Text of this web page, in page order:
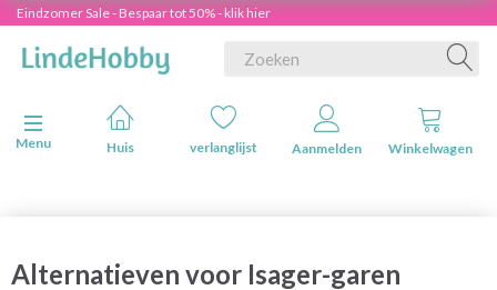
Eindzomer Sale - Bespaar tot 50% - klik hier
Navigatie in-/uitschakelen
Menu
Huis verlanglijst Aanmelden Winkelwagen
Alternatieven voor Isager-garen